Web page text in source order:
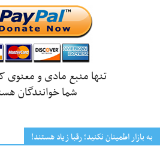
تنها منبع مادی و معنوی
شما خوانندگان
به بازار اطمینان نکنید؛ رقبا زیاد هستند!